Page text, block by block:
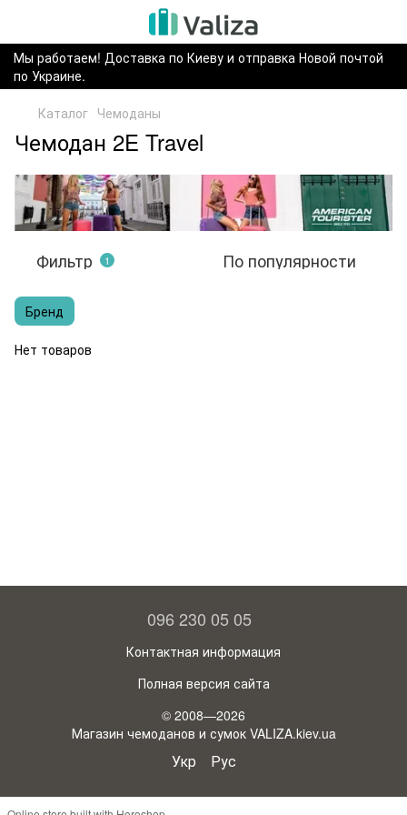
Мы работаем! Доставка по Киеву и отправка Новой почтой
по Украине.
Каталог Чемоданы
Чемодан 2E Travel
Фильтр 1 По популярности
Бренд
Нет товаров
096 230 05 05
Контактная информация
Полная версия сайта
© 2008—2026
Магазин чемоданов и сумок VALIZA.kiev.ua
Укр Рус